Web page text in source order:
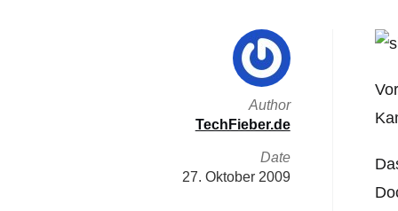
Author
TechFieber.de
Date
27. Oktober 2009